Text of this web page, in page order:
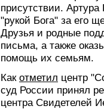
присутствии.
"рукой Бога" за его
Друзья и родные
письма, а также
помощь их семьям.
Как отметил центр
суд России принял
центра Свидетелей